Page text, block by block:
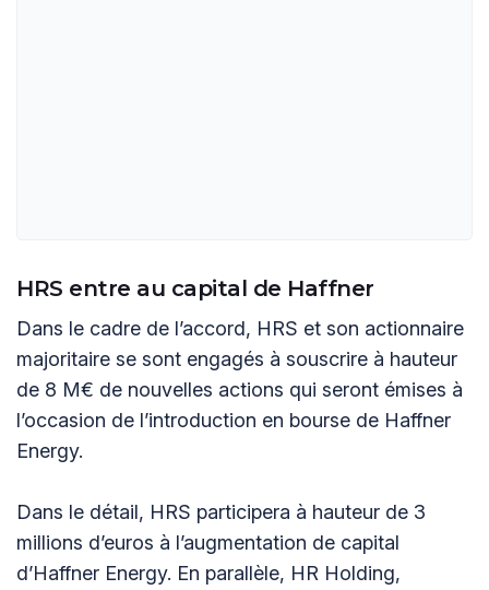
HRS entre au capital de Haffner
Dans le cadre de l’accord, HRS et son actionnaire
majoritaire se sont engagés à souscrire à hauteur
de 8 M€ de nouvelles actions qui seront émises à
l’occasion de l’introduction en bourse de Haffner
Energy.
Dans le détail, HRS participera à hauteur de 3
millions d’euros à l’augmentation de capital
d’Haffner Energy. En parallèle, HR Holding,